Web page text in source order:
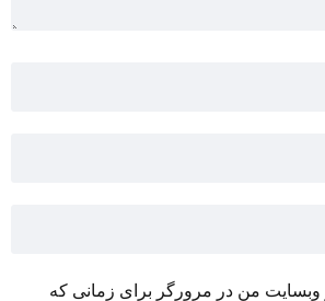
وبسایت من در مرورگر برای زمانی که